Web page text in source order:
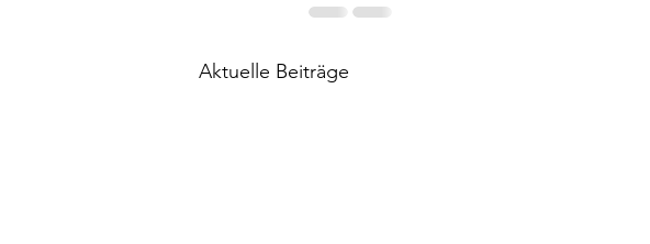
Aktuelle Beiträge